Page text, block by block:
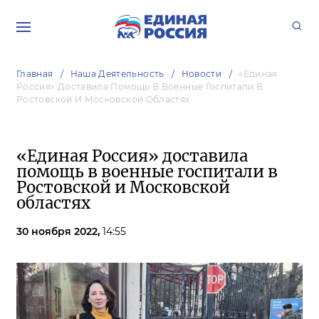
Главная Наша Деятельность Новости
«Единая
Россия» Доставила Помощь В Военные Госпитали В
Ростовской И Московской Областях
«Единая Россия» доставила
помощь в военные госпитали в
Ростовской и Московской
областях
30 ноября 2022, 14:55